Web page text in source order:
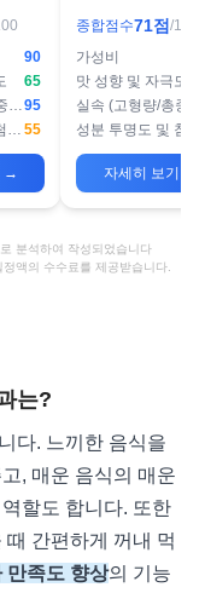
90
65
실속 (고형량/총중량)95
성분 투명도 및 첨가물 55
→
종합점수71점 /100
가성비
맛 성향 및 자극도
자세히 보기
분석하여 작성되었습니다
액의 수수료를 제공받습니다.
는?
다. 느끼한 음식을
, 매운 음식의 매운
할도 합니다. 또한
간편하게 꺼내 먹
만족도 향상의 기능